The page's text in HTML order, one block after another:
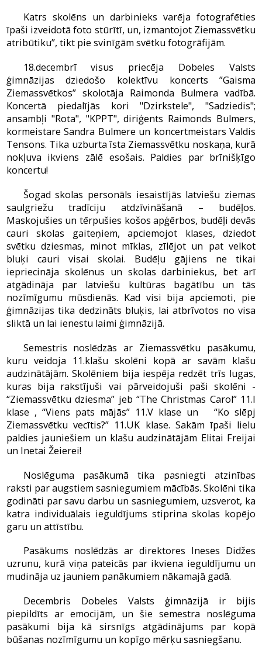
Katrs skolēns un darbinieks varēja fotografēties
īpaši izveidotā foto stūrītī, un, izmantojot Ziemassvētku
atribūtiku”, tikt pie svinīgām svētku fotogrāfijām.
18.decembrī visus priecēja Dobeles Valsts
ģimnāzijas dziedošo kolektīvu koncerts ”Gaisma
Ziemassvētkos” skolotāja Raimonda Bulmera vadībā.
Koncertā piedalījās kori "Dzirkstele", "Sadziedis";
ansambļi "Rota", "KPPT", diriģents Raimonds Bulmers,
kormeistare Sandra Bulmere un koncertmeistars Valdis
Tensons. Tika uzburta īsta Ziemassvētku noskaņa, kurā
nokļuva ikviens zālē esošais. Paldies par brīnišķīgo
koncertu!
Šogad skolas personāls iesaistījās latviešu ziemas
saulgriežu tradīciju atdzīvināšanā – budēļos.
Maskojušies un tērpušies košos apģērbos, budēļi devās
cauri skolas gaiteņiem, apciemojot klases, dziedot
svētku dziesmas, minot mīklas, zīlējot un pat velkot
bluķi cauri visai skolai. Budēļu gājiens ne tikai
iepriecināja skolēnus un skolas darbiniekus, bet arī
atgādināja par latviešu kultūras bagātību un tās
nozīmīgumu mūsdienās. Kad visi bija apciemoti, pie
ģimnāzijas tika dedzināts bluķis, lai atbrīvotos no visa
sliktā un lai ienestu laimi ģimnāzijā.
Semestris noslēdzās ar Ziemassvētku pasākumu,
kuru veidoja 11.klašu skolēni kopā ar savām klašu
audzinātājām. Skolēniem bija iespēja redzēt trīs lugas,
kuras bija rakstījuši vai pārveidojuši paši skolēni -
“Ziemassvētku dziesma” jeb “The Christmas Carol” 11.I
klase , “Viens pats mājās” 11.V klase un “Ko slēpj
Ziemassvētku vecītis?” 11.UK klase. Sakām īpaši lielu
paldies jauniešiem un klašu audzinātājām Elitai Freijai
un Inetai Žeierei!
Noslēguma pasākumā tika pasniegti atzinības
raksti par augstiem sasniegumiem mācībās. Skolēni tika
godināti par savu darbu un sasniegumiem, uzsverot, ka
katra individuālais ieguldījums stiprina skolas kopējo
garu un attīstību.
Pasākums noslēdzās ar direktores Ineses Didžes
uzrunu, kurā viņa pateicās par ikviena ieguldījumu un
mudināja uz jauniem panākumiem nākamajā gadā.
Decembris Dobeles Valsts ģimnāzijā ir bijis
piepildīts ar emocijām, un šie semestra noslēguma
pasākumi bija kā sirsnīgs atgādinājums par kopā
būšanas nozīmīgumu un kopīgo mērķu sasniegšanu.